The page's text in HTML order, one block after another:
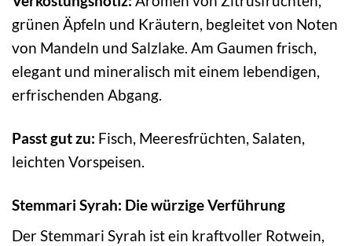
grünen Äpfeln und Kräutern, begleitet von Noten
von Mandeln und Salzlake. Am Gaumen frisch,
elegant und mineralisch mit einem lebendigen,
erfrischenden Abgang.
Passt gut zu: Fisch, Meeresfrüchten, Salaten,
leichten Vorspeisen.
Stemmari Syrah: Die würzige Verführung
Der Stemmari Syrah ist ein kraftvoller Rotwein,